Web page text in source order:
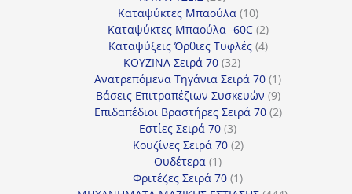
προϊόντα
Καταψύκτες Μπαούλα 1010
προϊόντα
Καταψύκτες Μπαούλα -60C 22
προϊόντα
Καταψύξεις Όρθιες Τυφλές 44
ΚΟΥΖΙΝΑ Σειρά 70 3232
προϊόντα
Ανατρεπόμενα Τηγάνια Σειρά 70 11
προϊόν
Βάσεις Επιτραπέζιων Συσκευών 99
προϊόντα
Επιδαπέδιοι Βραστήρες Σειρά 70 22
Εστίες Σειρά 70 33
προϊόντα
Κουζίνες Σειρά 70 22
Ουδέτερα 11
προϊόν
Φριτέζες Σειρά 70 11